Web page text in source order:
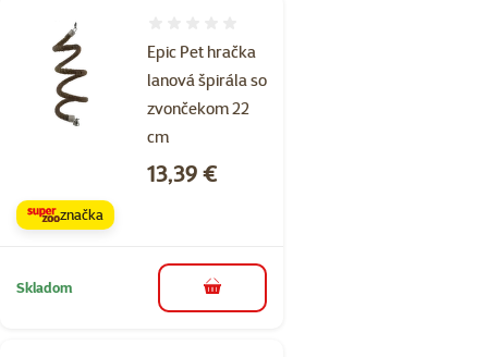
Epic Pet hračka
lanová špirála so
zvončekom 22
cm
Cena
13,39 €
značka
Skladom do košíka